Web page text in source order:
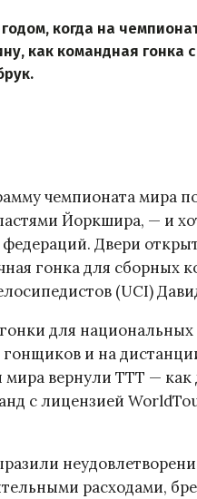
когда на
как командная гонка
чемпионата мира
Йоркшира, — и
Двери
гонка для сборных
(UCI)
для
гонщиков и на
мира вернули TTT —
с лицензией
расходами,